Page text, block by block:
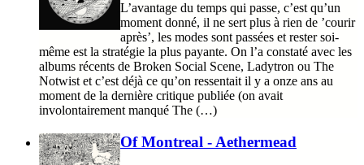
L’avantage du temps qui passe, c’est qu’un
moment donné, il ne sert plus à rien de ’courir
après’, les modes sont passées et rester soi-
même est la stratégie la plus payante. On l’a constaté avec les
albums récents de Broken Social Scene, Ladytron ou The
Notwist et c’est déjà ce qu’on ressentait il y a onze ans au
moment de la dernière critique publiée (on avait
involontairement manqué The (…)
Of Montreal - Aethermead